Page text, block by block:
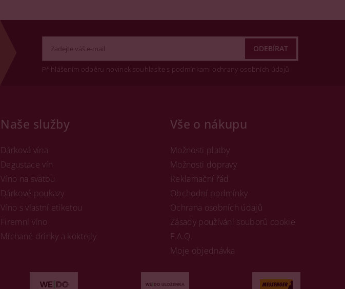
Přihlášením odběru novinek souhlasíte s podmínkami ochrany osobních údajů
Naše služby
Dárková vína
Degustace vín
Víno na svatbu
Dárkové poukazy
Víno s vlastní etiketou
Firemní víno
Míchané drinky a koktejly
Vše o nákupu
Možnosti platby
Možnosti dopravy
Reklamační řád
Obchodní podmínky
Ochrana osobních údajů
Zásady používání souborů cookie
F.A.Q.
Moje objednávka